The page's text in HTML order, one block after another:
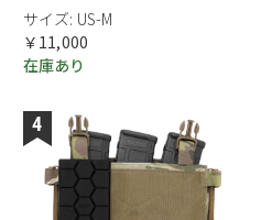
サイズ: US-M
￥11,000
在庫あり